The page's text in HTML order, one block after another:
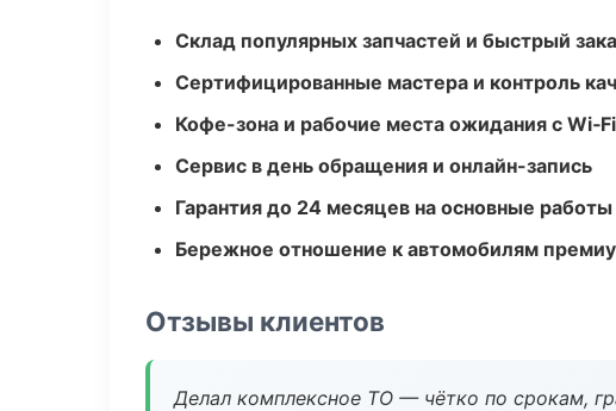
Склад популярных запчастей и быстрый
Сертифицированные мастера и контроль
Кофе-зона и рабочие места ожидания с Wi‑Fi
Сервис в день обращения и онлайн-запись
Гарантия до 24 месяцев на основные работы
Бережное отношение к автомобилям
Отзывы клиентов
Делал комплексное ТО — чётко по срокам,